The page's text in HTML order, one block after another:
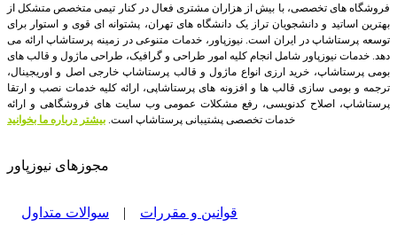
فروشگاه های تخصصی، با بیش از هزاران مشتری فعال در کنار تیمی متخصص متشکل از
بهترین اساتید و دانشجویان تراز یک دانشگاه های تهران، پشتوانه ای قوی و استوار برای
توسعه پرستاشاپ در ایران است.نیوزپاور، خدمات متنوعی در زمینه پرستاشاپ ارائه می
دهد. خدمات نیوزپاور شامل انجام کلیه امور طراحی و گرافیک، طراحی ماژول و قالب های
بومی پرستاشاپ، خرید ارزی انواع ماژول و قالب پرستاشاپ خارجی اصل و اوریجینال،
ترجمه و بومی سازی قالب ها و افزونه های پرستاشاپی، ارائه کلیه خدمات نصب و ارتقا
پرستاشاپ، اصلاح کدنویسی، رفع مشکلات عمومی وب سایت های فروشگاهی و ارائه
خدمات تخصصی پشتیبانی پرستاشاپ است. بیشتر درباره ما بخوانید
مجوزهای نیوزپاور
قوانین و مقررات | سوالات متداول